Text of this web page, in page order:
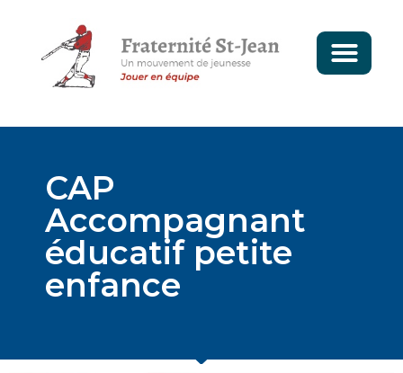
AU DIAPASON DE
CAP
Accompagnant
éducatif petite
enfance